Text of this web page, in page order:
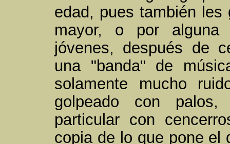
edad, pues también
mayor, o por alguna
jóvenes, después de
una "banda" de
solamente mucho
golpeado con
particular con
copia de lo que pone el